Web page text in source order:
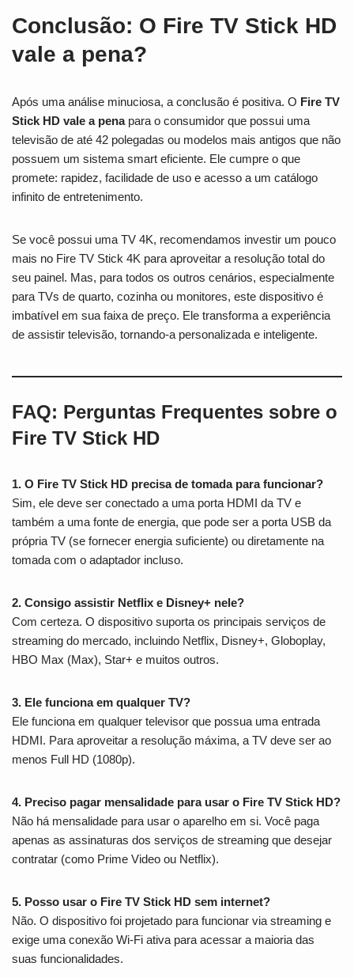
Conclusão: O Fire TV Stick HD
vale a pena?
Após uma análise minuciosa, a conclusão é positiva. O Fire TV
Stick HD vale a penapara o consumidor que possui uma
televisão de até 42 polegadas ou modelos mais antigos que não
possuem um sistema smart eficiente. Ele cumpre o que
promete: rapidez, facilidade de uso e acesso a um catálogo
infinito de entretenimento.
Se você possui uma TV 4K, recomendamos investir um pouco
mais no Fire TV Stick 4K para aproveitar a resolução total do
seu painel. Mas, para todos os outros cenários, especialmente
para TVs de quarto, cozinha ou monitores, este dispositivo é
imbatível em sua faixa de preço. Ele transforma a experiência
de assistir televisão, tornando-a personalizada e inteligente.
FAQ: Perguntas Frequentes sobre o
Fire TV Stick HD
1. O Fire TV Stick HD precisa de tomada para funcionar?
Sim, ele deve ser conectado a uma porta HDMI da TV e
também a uma fonte de energia, que pode ser a porta USB da
própria TV (se fornecer energia suficiente) ou diretamente na
tomada com o adaptador incluso.
2. Consigo assistir Netflix e Disney+ nele?
Com certeza. O dispositivo suporta os principais serviços de
streaming do mercado, incluindo Netflix, Disney+, Globoplay,
HBO Max (Max), Star+ e muitos outros.
3. Ele funciona em qualquer TV?
Ele funciona em qualquer televisor que possua uma entrada
HDMI. Para aproveitar a resolução máxima, a TV deve ser ao
menos Full HD (1080p).
4. Preciso pagar mensalidade para usar o Fire TV Stick HD?
Não há mensalidade para usar o aparelho em si. Você paga
apenas as assinaturas dos serviços de streaming que desejar
contratar (como Prime Video ou Netflix).
5. Posso usar o Fire TV Stick HD sem internet?
Não. O dispositivo foi projetado para funcionar via streaming e
exige uma conexão Wi-Fi ativa para acessar a maioria das
suas funcionalidades.